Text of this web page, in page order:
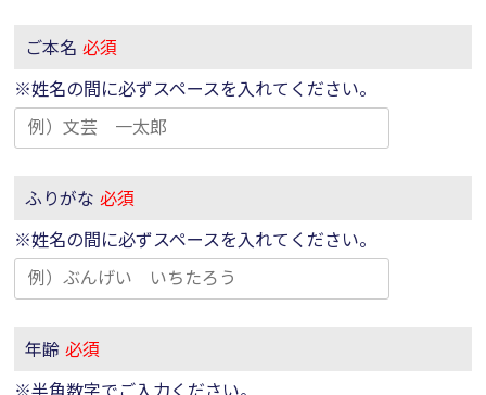
ご本名 必須
※姓名の間に必ずスペースを入れてください。
ふりがな 必須
※姓名の間に必ずスペースを入れてください。
年齢 必須